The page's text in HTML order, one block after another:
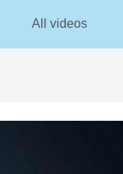
All videos